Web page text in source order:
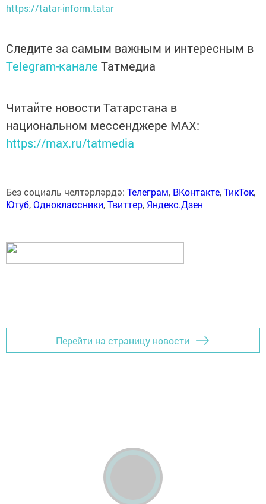
https://tatar-inform.tatar
Следите за самым важным и интересным в
Telegram-канале Татмедиа
Читайте новости Татарстана в
национальном мессенджере MАХ:
https://max.ru/tatmedia
Без социаль челтәрләрдә: Телеграм, ВКонтакте,ТикТок,
Ютуб,Одноклассники,Твиттер, Яндекс.Дзен
Перейти на страницу новости